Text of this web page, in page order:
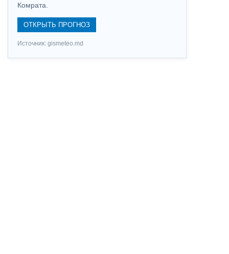
Комрата.
ОТКРЫТЬ ПРОГНОЗ
Источник: gismeteo.md